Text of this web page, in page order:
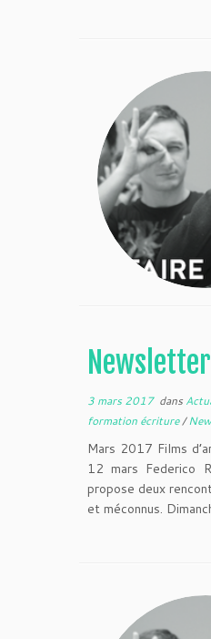
3 mars 2017dans
formation écriture/
Mars 2017 Films
12 mars Federico
propose deux
et méconnus.